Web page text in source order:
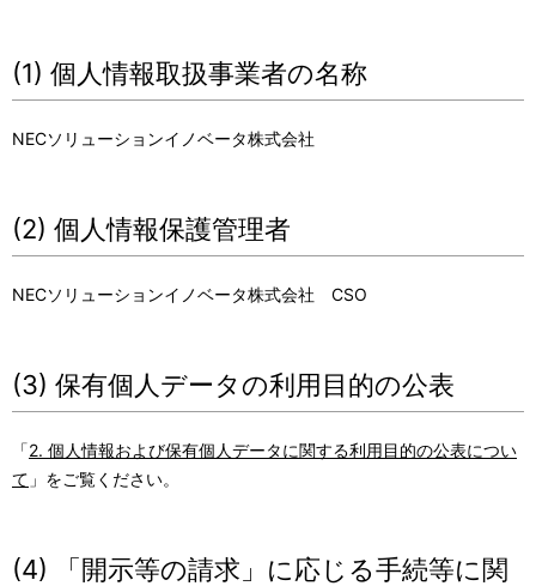
(1) 個人情報取扱事業者の名称
NECソリューションイノベータ株式会社
(2) 個人情報保護管理者
NECソリューションイノベータ株式会社 CSO
(3) 保有個人データの利用目的の公表
「2. 個人情報および保有個人データに関する利用目的の公表につい
て 」をご覧ください。
(4) 「開示等の請求」に応じる手続等に関